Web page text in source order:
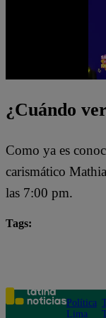
¿Cuándo
Como ya es
carismático
las 7:00 pm.
Tags:
Política
Lima